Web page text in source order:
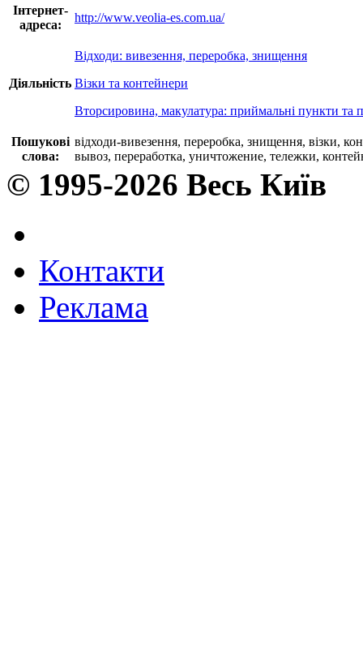
Інтернет-
адреса:
http://www.veolia-es.com.ua/
Діяльність
Відходи: вивезення, переробка, знищення
Візки та контейнери
Вторсировина, макулатура: приймальні пункти та
Пошукові
слова:
відходи-вивезення, переробка, знищення, візки,
вывоз, переработка, уничтожение, тележки,
© 1995-2026 Весь Київ
Контакти
Реклама